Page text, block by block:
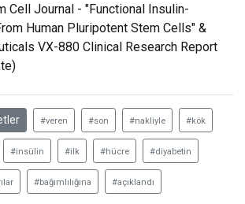
Cell Journal - "Functional Insulin-
Human Pluripotent Stem Cells" &
VX-880 Clinical Research Report
#veren #son #nakliyle #kök
#insülin #ilk #hücre #diyabetin
#bağımlılığına #açıklandı